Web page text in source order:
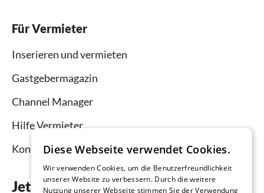
Für Vermieter
Inserieren und vermieten
Gastgebermagazin
Channel Manager
Hilfe Vermieter
Kontakt
Jetzt die App downloaden
Diese Webseite verwendet Cookies.
Wir verwenden Cookies, um die Benutzerfreundlichkeit
unserer Website zu verbessern. Durch die weitere
Nutzung unserer Webseite stimmen Sie der Verwendung